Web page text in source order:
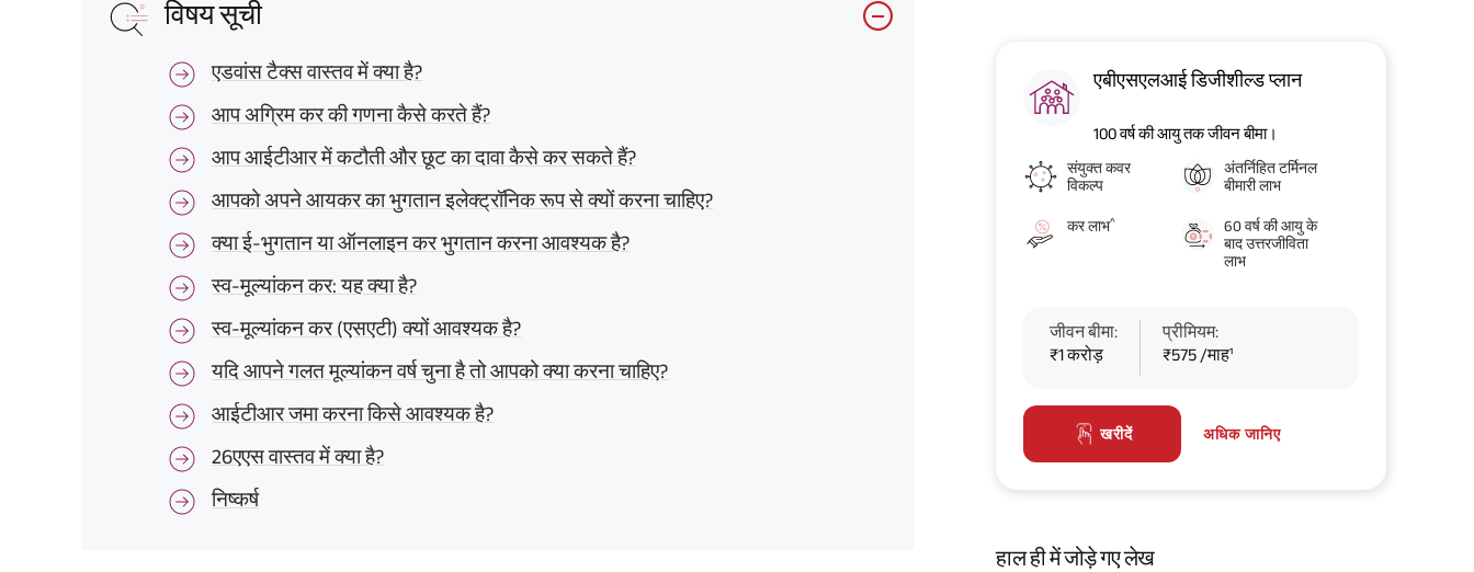
विषय सूची
एडवांस टैक्स वास्तव में क्या है?
आप अग्रिम कर की गणना कैसे करते हैं?
आप आईटीआर में कटौती और छूट का दावा कैसे कर सकते हैं?
आपको अपने आयकर का भुगतान इलेक्ट्रॉनिक रूप से क्यों करना चाहिए?
क्या ई-भुगतान या ऑनलाइन कर भुगतान करना आवश्यक है?
स्व-मूल्यांकन कर: यह क्या है?
स्व-मूल्यांकन कर (एसएटी) क्यों आवश्यक है?
यदि आपने गलत मूल्यांकन वर्ष चुना है तो आपको क्या करना चाहिए?
आईटीआर जमा करना किसे आवश्यक है?
26एएस वास्तव में क्या है?
निष्कर्ष
एबीएसएलआई डिजीशील्ड प्लान
100 वर्ष की आयु तक जीवन बीमा।
संयुक्त कवर
विकल्प
अंतर्निहित टर्मिनल
बीमारी लाभ
कर लाभ^
60 वर्ष की आयु के
बाद उत्तरजीविता
लाभ
जीवन बीमा:
₹1 करोड़
प्रीमियम:
₹575 /माह¹
खरीदें अधिक जानिए
हाल ही में जोड़े गए लेख